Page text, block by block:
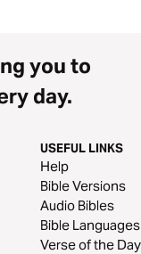
you to
day.
USEFUL LINKS
Help
Bible Versions
Audio Bibles
Bible Languages
Verse of the Day